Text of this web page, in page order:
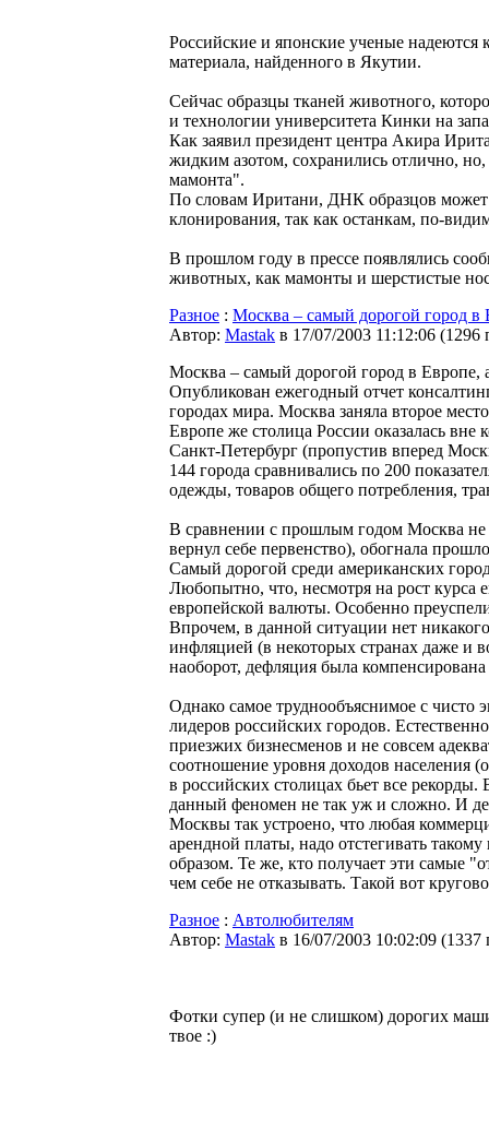
Российские и японские ученые надеются
материала, найденного в Якутии.
Сейчас образцы тканей животного,
и технологии университета Кинки на
Как заявил президент центра Акира
жидким азотом, сохранились отлично,
мамонта".
По словам Иритани, ДНК образцов может
клонирования, так как останкам, по-
В прошлом году в прессе появлялись
животных, как мамонты и шерстистые
Разное : Москва – самый дорогой город в
Автор: Мastak в 17/07/2003 11:12:06 (1296
Москва – самый дорогой город в Европе,
Опубликован ежегодный отчет
городах мира. Москва заняла второе
Европе же столица России оказалась
Санкт-Петербург (пропустив вперед
144 города сравнивались по 200
одежды, товаров общего потребления,
В сравнении с прошлым годом Москва не
вернул себе первенство), обогнала
Самый дорогой среди американских
Любопытно, что, несмотря на рост курса
европейской валюты. Особенно
Впрочем, в данной ситуации нет
инфляцией (в некоторых странах даже и
наоборот, дефляция была
Однако самое труднообъяснимое с чисто
лидеров российских городов.
приезжих бизнесменов и не совсем
соотношение уровня доходов населения
в российских столицах бьет все
данный феномен не так уж и сложно. И
Москвы так устроено, что любая
арендной платы, надо отстегивать
образом. Те же, кто получает эти самые
чем себе не отказывать. Такой вот
Разное : Автолюбителям
Автор: Мastak в 16/07/2003 10:02:09 (1337
Фотки супер (и не слишком) дорогих
твое :)